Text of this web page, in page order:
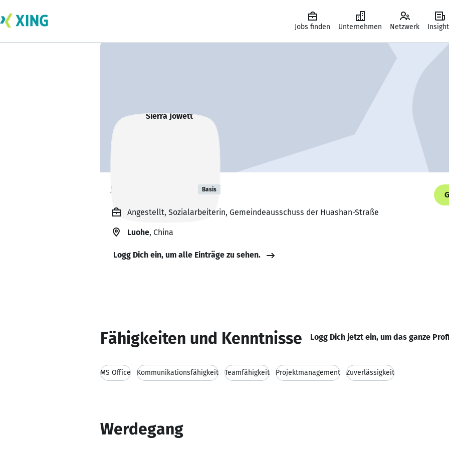
Jobs finden Unternehmen Netzwerk
Sierra Jowett Basis
Angestellt, Sozialarbeiterin, Gemeindeausschuss der Huashan-Straße
Luohe, China
Logg Dich ein, um alle Einträge zu sehen.
Fähigkeiten und Kenntnisse Logg Dich jetzt ein, um das ganze
MS Office Kommunikationsfähigkeit Teamfähigkeit Projektmanagement Zuverlässigkeit
Werdegang